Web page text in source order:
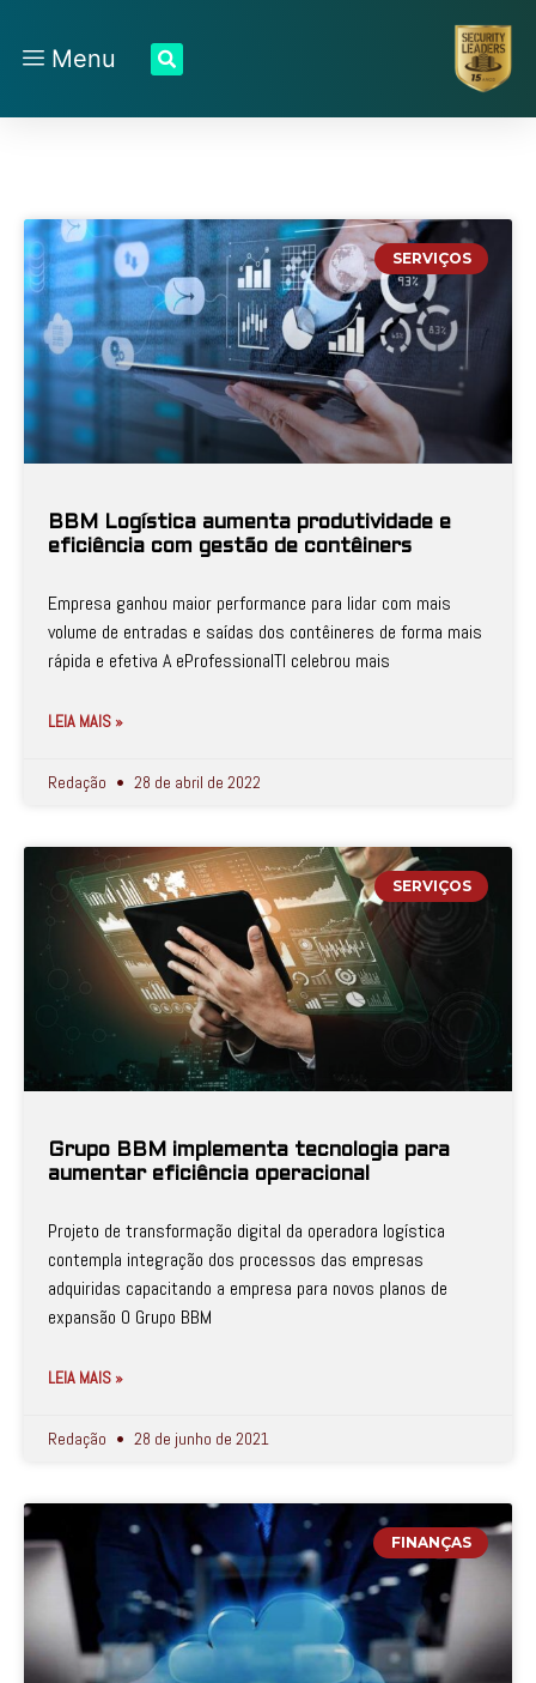
Menu
SERVIÇOS
BBM Logística aumenta produtividade e
eficiência com gestão de contêiners
Empresa ganhou maior performance para lidar com mais
volume de entradas e saídas dos contêineres de forma mais
rápida e efetiva A eProfessionalTI celebrou mais
LEIA MAIS »
Redação 28 de abril de 2022
SERVIÇOS
Grupo BBM implementa tecnologia para
aumentar eficiência operacional
Projeto de transformação digital da operadora logística
contempla integração dos processos das empresas
adquiridas capacitando a empresa para novos planos de
expansão O Grupo BBM
LEIA MAIS »
Redação 28 de junho de 2021
FINANÇAS